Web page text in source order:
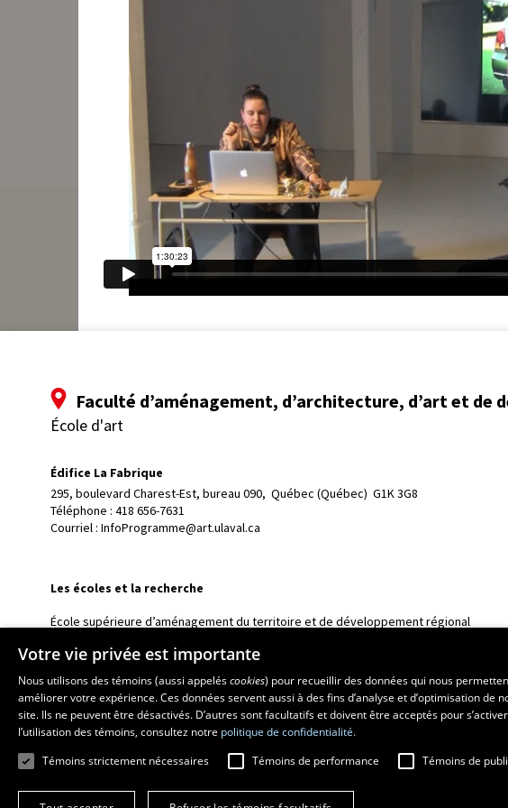
Faculté d’aménagement, d’architecture, d’art et de
École d'art
Édifice La Fabrique
295, boulevard Charest-Est, bureau 090, Québec (Québec)  G1K 3G8
Téléphone : 418 656-7631
Courriel : InfoProgramme@art.ulaval.ca
Les écoles et la recherche
École supérieure d’aménagement du territoire et de développement régional
École de design
Centre de recherche en aménagement et développement
Votre vie privée est importante
Nous utilisons des témoins (aussi appeléscookies) pour recueillir des données qui nous
améliorer votre expérience. Ces données servent aussi à des fins d’analyse et d’optimisation
site. Ils ne peuvent être désactivés. D’autres sont facultatifs et doivent être acceptés pour
l’utilisation des témoins, consultez notre politique de confidentialité.
Témoins strictement nécessaires
Témoins de performance Témoins de